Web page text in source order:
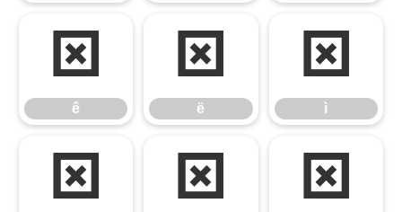
ê
ê
ë
ë
ì
ì
í î ï